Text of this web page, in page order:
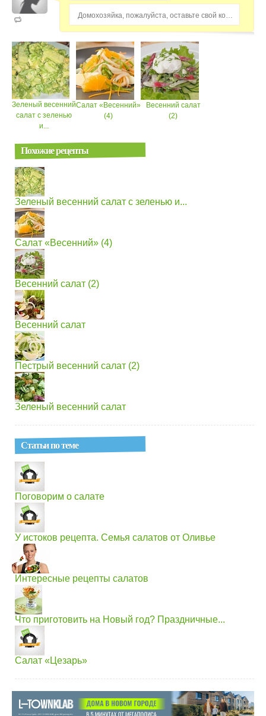
Домохозяйка, пожалуйста, оставьте свой комментарий...
Зеленый весенний
салат с зеленью
и...
Салат «Весенний»
(4)
Весенний салат
(2)
Похожие рецепты
Зеленый весенний салат с зеленью и...
Салат «Весенний» (4)
Весенний салат (2)
Весенний салат
Пестрый весенний салат (2)
Зеленый весенний салат
Статьи по теме
Поговорим о салате
У истоков рецепта. Семья салатов от Оливье
Интересные рецепты салатов
Что приготовить на Новый год? Праздничные...
Салат «Цезарь»